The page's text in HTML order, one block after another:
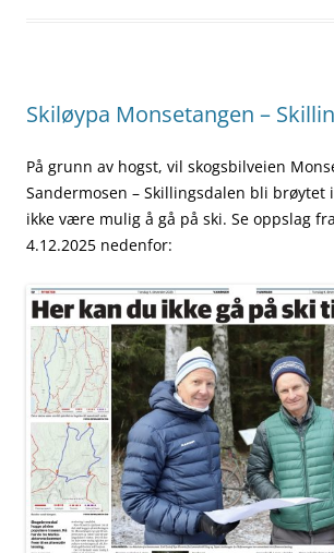
Skiløypa Monsetangen –
På grunn av hogst, vil skogsbilveien
Sandermosen – Skillingsdalen bli brøytet
ikke være mulig å gå på ski. Se oppslag
4.12.2025 nedenfor: